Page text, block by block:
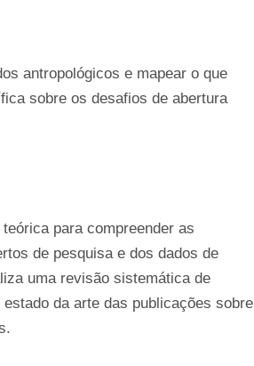
antropológicos e mapear o que
sobre os desafios de abertura
para compreender as
de pesquisa e dos dados de
uma revisão sistemática de
da arte das publicações sobre